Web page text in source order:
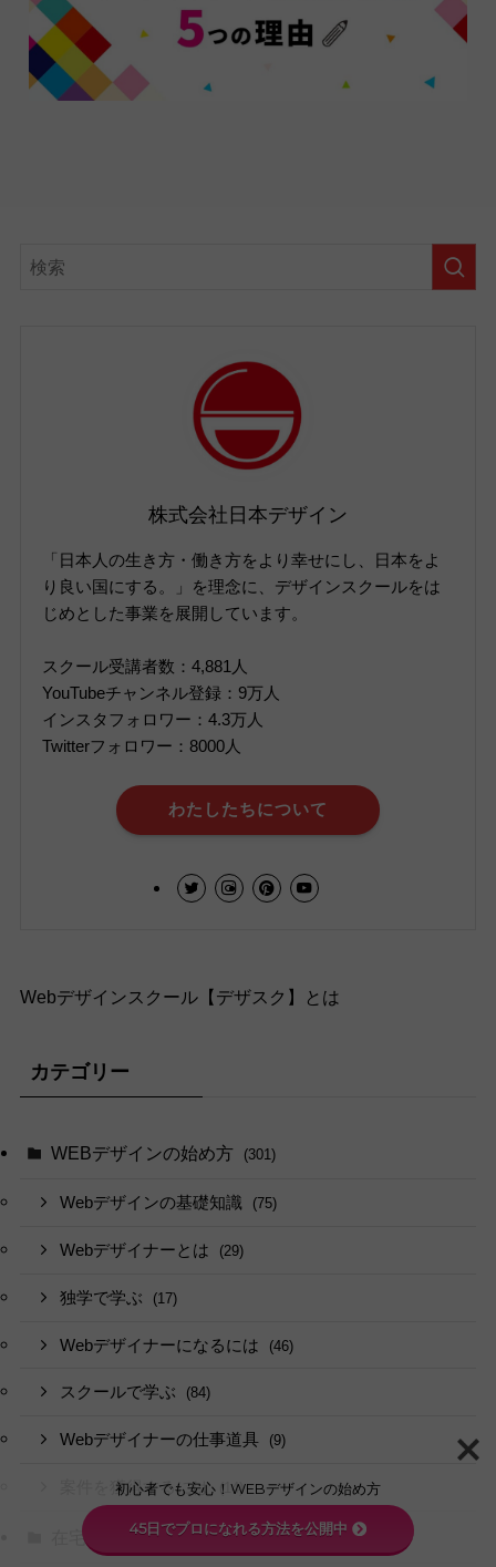
株式会社日本デザイン
「日本人の生き方・働き方をより幸せにし、日本をよ
り良い国にする。」を理念に、デザインスクールをは
じめとした事業を展開しています。
スクール受講者数：4,881人
YouTubeチャンネル登録：9万人
インスタフォロワー：4.3万人
Twitterフォロワー：8000人
わたしたちについて
Webデザインスクール【デザスク】とは
カテゴリー
WEBデザインの始め方 (301)
Webデザインの基礎知識 (75)
Webデザイナーとは (29)
独学で学ぶ (17)
Webデザイナーになるには (46)
スクールで学ぶ (84)
Webデザイナーの仕事道具 (9)
案件を獲得するには (14)
在宅ワーク・副業で稼ぐ (62)
初心者でも安心！WEBデザインの始め方
45日でプロになれる方法を公開中